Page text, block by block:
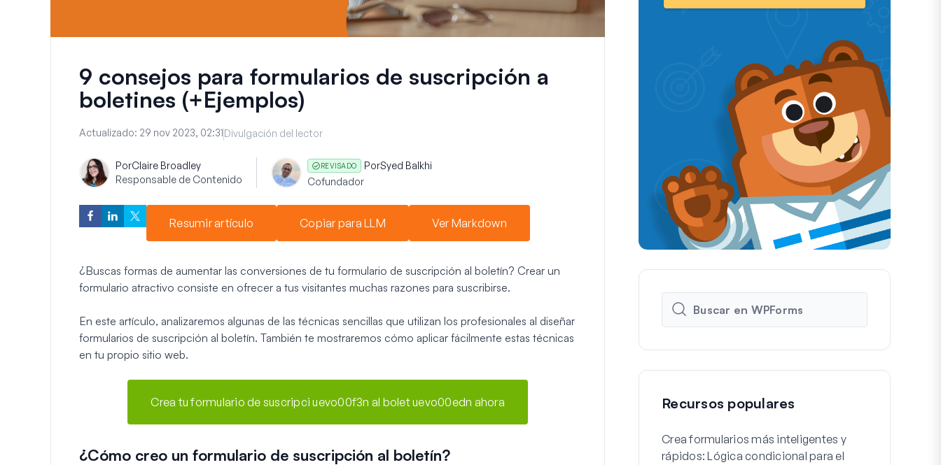
9 consejos para formularios de suscripción a
boletines (+Ejemplos)
Actualizado: 29 nov 2023, 02:31Divulgación del lector
PorClaire Broadley
Responsable de Contenido
REVISADO PorSyed Balkhi
Cofundador
Resumir artículo Copiar para LLM Ver Markdown
¿Buscas formas de aumentar las conversiones de tu formulario de suscripción al boletín? Crear un
formulario atractivo consiste en ofrecer a tus visitantes muchas razones para suscribirse.
En este artículo, analizaremos algunas de las técnicas sencillas que utilizan los profesionales al diseñar
formularios de suscripción al boletín. También te mostraremos cómo aplicar fácilmente estas técnicas
en tu propio sitio web.
Crea tu formulario de suscripci uevo00f3n al bolet uevo00edn ahora
¿Cómo creo un formulario de suscripción al boletín?
Recursos populares
Crea formularios más inteligentes y
rápidos: Lógica condicional para el